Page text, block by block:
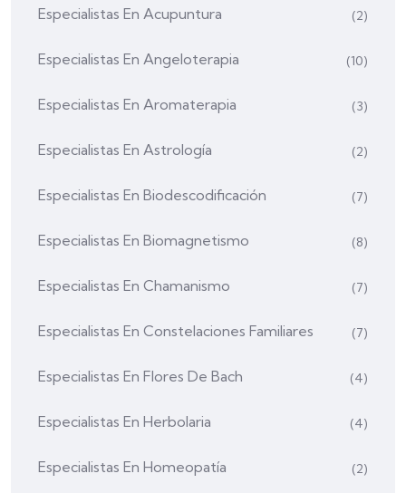
Especialistas En Acupuntura (2)
Especialistas En Angeloterapia (10)
Especialistas En Aromaterapia (3)
Especialistas En Astrología (2)
Especialistas En Biodescodificación (7)
Especialistas En Biomagnetismo (8)
Especialistas En Chamanismo (7)
Especialistas En Constelaciones Familiares (7)
Especialistas En Flores De Bach (4)
Especialistas En Herbolaria (4)
Especialistas En Homeopatía (2)